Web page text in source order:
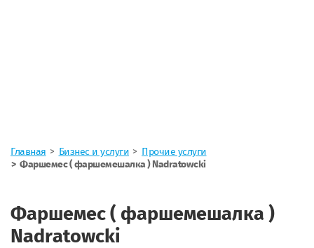
Главная Бизнес и услуги
Прочие услуги
Фаршемес ( фаршемешалка ) Nadratowcki
Фаршемес ( фаршемешалка )
Nadratowcki